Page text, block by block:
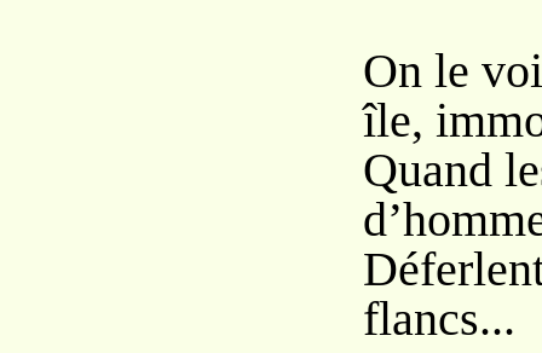
On le
île,
Quand
flancs...